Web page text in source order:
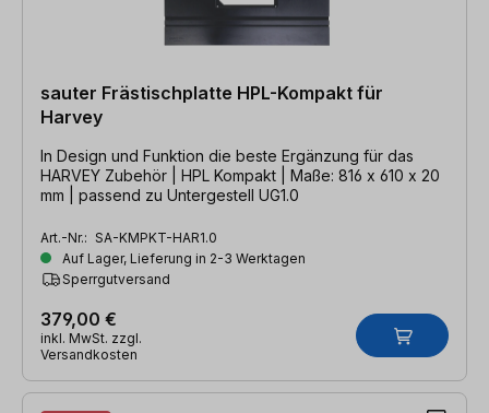
sauter Frästischplatte HPL-Kompakt für
Harvey
In Design und Funktion die beste Ergänzung für das
HARVEY Zubehör | HPL Kompakt | Maße: 816 x 610 x 20
mm | passend zu Untergestell UG1.0
Art.-Nr.: SA-KMPKT-HAR1.0
Auf Lager, Lieferung in 2-3 Werktagen
Sperrgutversand
379,00 €
inkl. MwSt. zzgl.
Versandkosten